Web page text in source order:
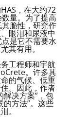
，在大约72
量。为了提高
脆性，研究作
眼泪和尿液中
是它不需要水
其有用。
工程师和宇航
。许多其
的气候、低重
。因此，作者
解决方案”，包
的方法”。这些
。